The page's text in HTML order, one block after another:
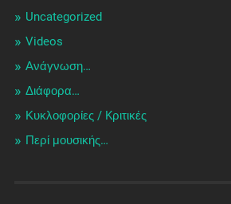
Uncategorized
Videos
Ανάγνωση…
Διάφορα…
Κυκλοφορίες / Kριτικές
Περί μουσικής…